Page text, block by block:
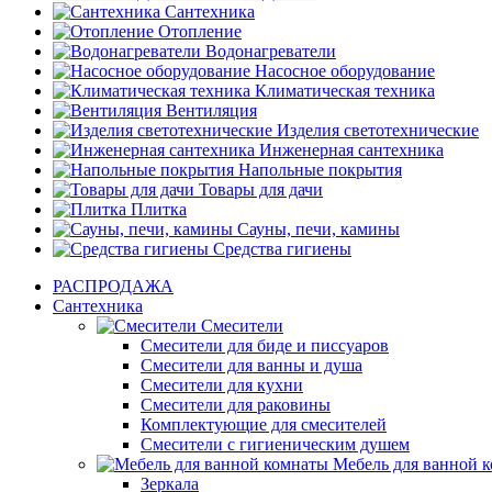
Сантехника
Отопление
Водонагреватели
Насосное оборудование
Климатическая техника
Вентиляция
Изделия светотехнические
Инженерная сантехника
Напольные покрытия
Товары для дачи
Плитка
Сауны, печи, камины
Средства гигиены
РАСПРОДАЖА
Сантехника
Смесители
Смесители для биде и писсуаров
Смесители для ванны и душа
Смесители для кухни
Смесители для раковины
Комплектующие для смесителей
Смесители с гигиеническим душем
Мебель для ванной
Зеркала